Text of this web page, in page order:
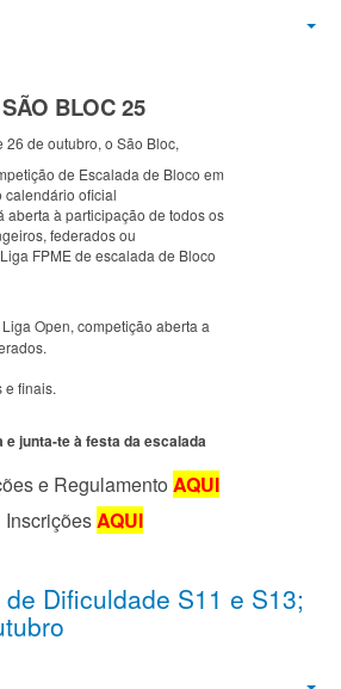
SÃO BLOC 25
de outubro, o São Bloc,
de Escalada de Bloco em
calendário oficial
aberta à participação de todos os
federados ou
FPME de escalada de Bloco
Open, competição aberta a
e finais.
e junta-te à festa da escalada
e Regulamento AQUI
InscriçõesAQUI
Dificuldade S11 e S13;